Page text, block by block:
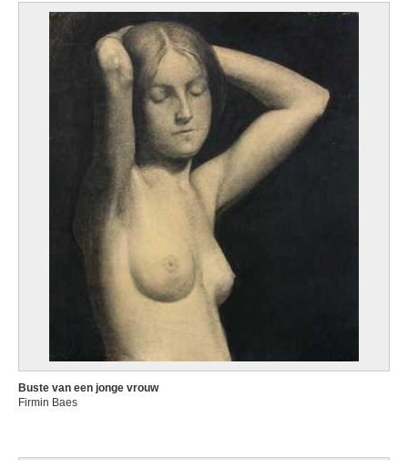
Buste van een jonge vrouw
Firmin Baes